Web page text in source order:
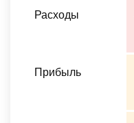
Расходы
Прибыль